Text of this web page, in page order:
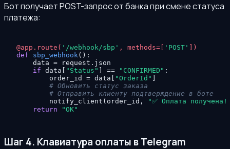
Бот получает POST-запрос от банка при смене статуса
платежа:
@app.route( '/webhook/sbp' , methods=[ 'POST'
)
def
sbp_webhook():
    data = request.json
if data[ "Status" ] == "CONFIRMED" :
        order_id = data[
"OrderId"
# Обновить статус заказа
# Отправить клиенту подтверждение в боте
        notify_client(order_id,
"✅ Оплата
return
"OK"
Шаг 4. Клавиатура оплаты в Telegram